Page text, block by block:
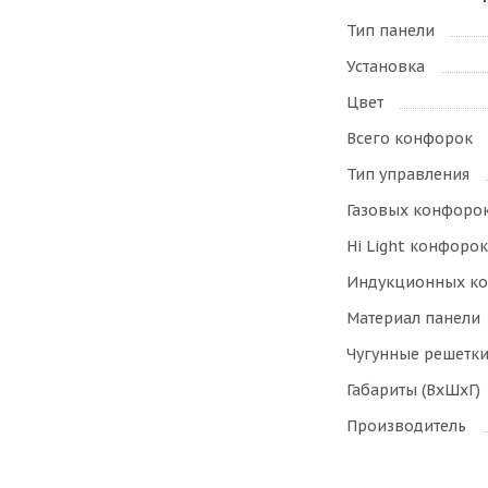
Тип панели
Установка
Цвет
Всего конфорок
Тип управления
Газовых
Hi Light конфорок
Индукционных
Материал панели
Чугунные решетки
Габариты (ВхШхГ)
Производитель